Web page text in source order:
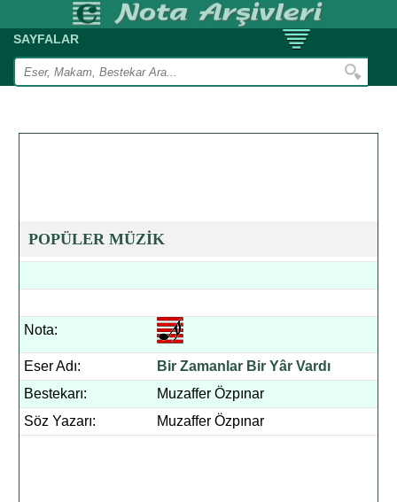
SAYFALAR
POPÜLER MÜZİK
Nota:
Eser Adı:
Bir Zamanlar Bir Yâr Vardı
Bestekarı:
Muzaffer Özpınar
Söz Yazarı:
Muzaffer Özpınar